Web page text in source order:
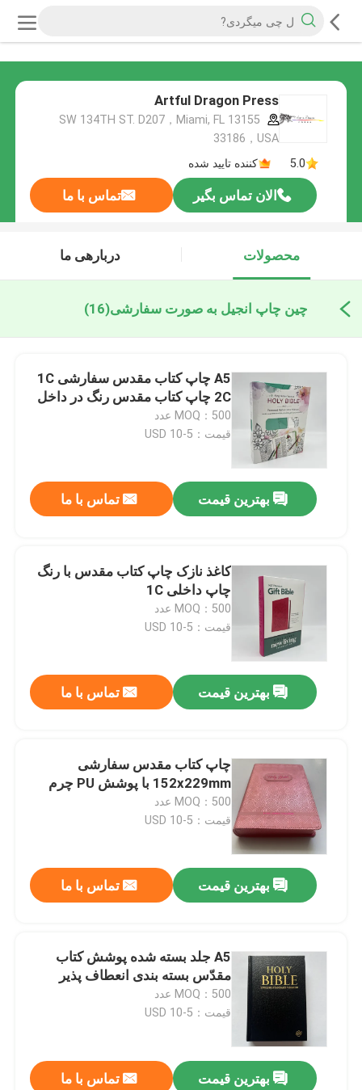
Artful Dragon Press
13155 SW 134TH ST. D207，Miami, FL
33186，USA
5.0
کننده تایید شده
الان تماس بگیر تماس با ما
محصولات دربارهی ما
چین چاپ انجیل به صورت سفارشی(16)
A5 چاپ کتاب مقدس سفارشی 1C
2C چاپ کتاب مقدس رنگ در داخل
MOQ：500 عدد
قیمت：5-10 USD
بهترین قیمت تماس با ما
کاغذ نازک چاپ کتاب مقدس با رنگ
چاپ داخلی 1C
MOQ：500 عدد
قیمت：5-10 USD
بهترین قیمت تماس با ما
چاپ کتاب مقدس سفارشی
152x229mm با پوشش PU چرم
MOQ：500 عدد
قیمت：5-10 USD
بهترین قیمت تماس با ما
A5 جلد بسته شده پوشش کتاب
مقدّس بسته بندی انعطاف پذیر
MOQ：500 عدد
قیمت：5-10 USD
بهترین قیمت تماس با ما